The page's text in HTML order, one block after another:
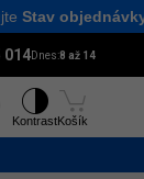
Ctrl
Stav
014Dnes:8 až 14
KontrastKošík